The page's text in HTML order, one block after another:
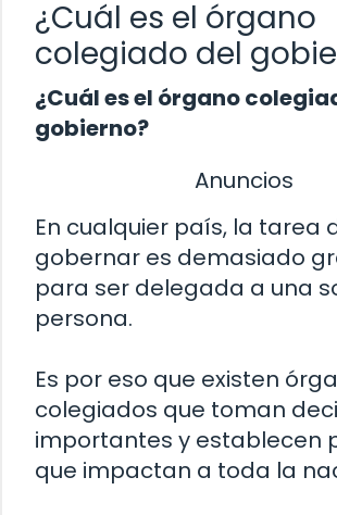
¿Cuál es el órgano
colegiado del
¿Cuál es el órgano
gobierno?
Anuncios
En cualquier país, la tarea
gobernar es demasiado
para ser delegada a una
persona.
Es por eso que existen
colegiados que toman
importantes y establecen
que impactan a toda la